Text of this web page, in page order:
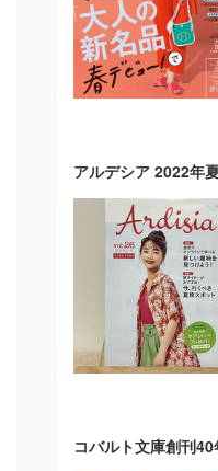
アルデシア 2022年
コバルト文庫創刊